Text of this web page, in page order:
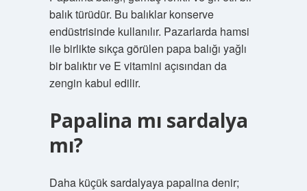
balık türüdür. Bu balıklar konserve
endüstrisinde kullanılır. Pazarlarda hamsi
ile birlikte sıkça görülen papa balığı yağlı
bir balıktır ve E vitamini açısından da
zengin kabul edilir.
Papalina mı sardalya
mı?
Daha küçük sardalyaya papalina denir;